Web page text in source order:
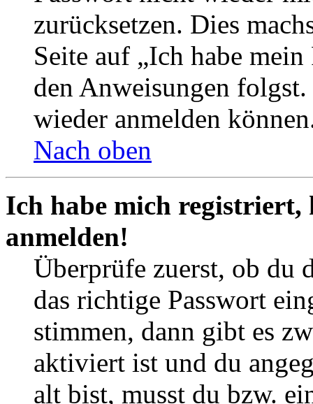
zurücksetzen. Dies
Seite auf „Ich habe
den Anweisungen
wieder anmelden
Nach oben
Ich habe mich
anmelden!
Überprüfe zuerst, ob du
das richtige Passwort
stimmen, dann gibt es
aktiviert ist und du
alt bist, musst du bzw.